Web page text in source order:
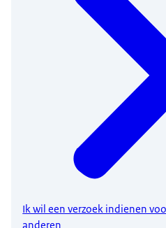
Ik wil een verzoek indienen
anderen